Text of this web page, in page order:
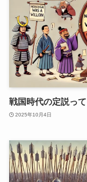
戦国時代の定説っ
2025年10月4日